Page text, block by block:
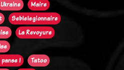
Ukraine
Maire
Seblelegionnaire
La Revoyure
!
Tatoo